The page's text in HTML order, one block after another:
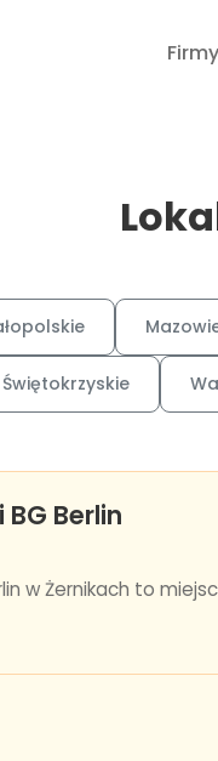
Firmy
Świętokrzyskie
Berlin
w Żernikach to